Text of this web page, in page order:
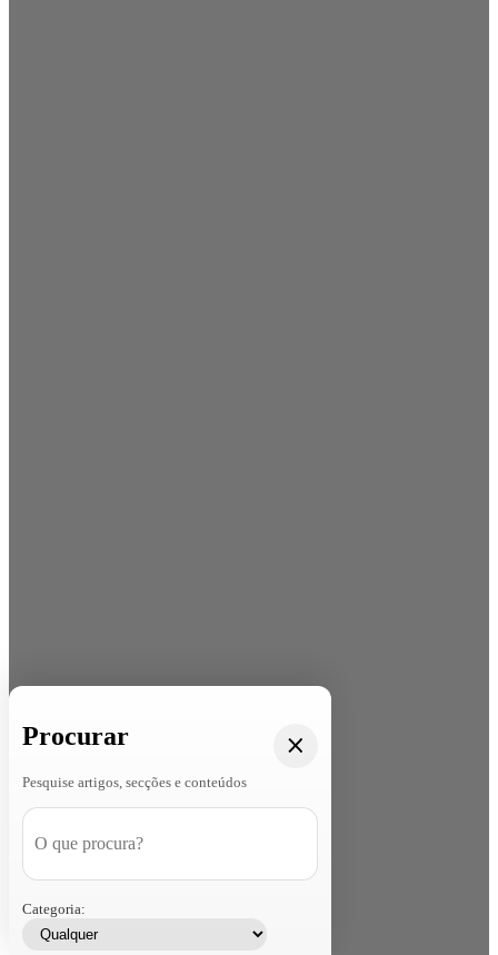
Procurar
Pesquise artigos, secções e conteúdos
Categoria: